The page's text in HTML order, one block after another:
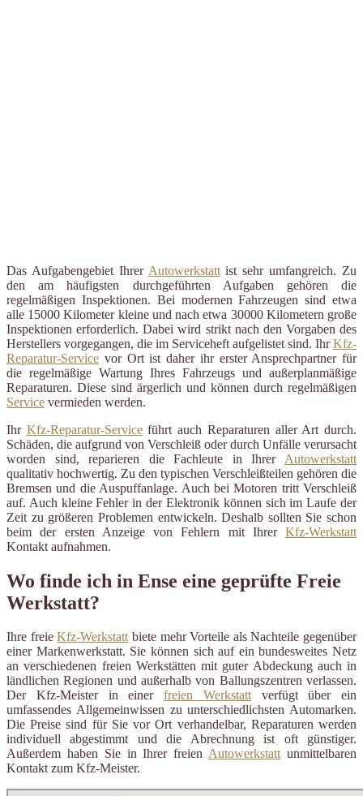
Das Aufgabengebiet Ihrer Autowerkstattist sehr umfangreich. Zu
den am häufigsten durchgeführten Aufgaben gehören die
regelmäßigen Inspektionen. Bei modernen Fahrzeugen sind etwa
alle 15000 Kilometer kleine und nach etwa 30000 Kilometern große
Inspektionen erforderlich. Dabei wird strikt nach den Vorgaben des
Herstellers vorgegangen, die im Serviceheft aufgelistet sind. IhrKfz-
Reparatur-Service vor Ort ist daher ihr erster Ansprechpartner für
die regelmäßige Wartung Ihres Fahrzeugs und außerplanmäßige
Reparaturen. Diese sind ärgerlich und können durch regelmäßigen
Service vermieden werden.
Ihr Kfz-Reparatur-Serviceführt auch Reparaturen aller Art durch.
Schäden, die aufgrund von Verschleiß oder durch Unfälle verursacht
worden sind, reparieren die Fachleute in Ihrer Autowerkstatt
qualitativ hochwertig. Zu den typischen Verschleißteilen gehören die
Bremsen und die Auspuffanlage. Auch bei Motoren tritt Verschleiß
auf. Auch kleine Fehler in der Elektronik können sich im Laufe der
Zeit zu größeren Problemen entwickeln. Deshalb sollten Sie schon
beim der ersten Anzeige von Fehlern mit Ihrer Kfz-Werkstatt
Kontakt aufnahmen.
Wo finde ich in Ense eine geprüfte Freie
Werkstatt?
Ihre freieKfz-Werkstattbiete mehr Vorteile als Nachteile gegenüber
einer Markenwerkstatt. Sie können sich auf ein bundesweites Netz
an verschiedenen freien Werkstätten mit guter Abdeckung auch in
ländlichen Regionen und außerhalb von Ballungszentren verlassen.
Der Kfz-Meister in einer freien Werkstattverfügt über ein
umfassendes Allgemeinwissen zu unterschiedlichsten Automarken.
Die Preise sind für Sie vor Ort verhandelbar, Reparaturen werden
individuell abgestimmt und die Abrechnung ist oft günstiger.
Außerdem haben Sie in Ihrer freienAutowerkstattunmittelbaren
Kontakt zum Kfz-Meister.